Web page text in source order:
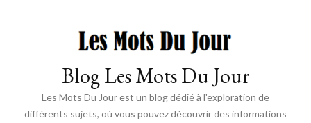
Blog Les Mots Du Jour
Les Mots Du Jour est un blog dédié à l'exploration de
différents sujets, où vous pouvez découvrir des informations